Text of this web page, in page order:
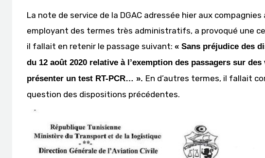
La note de service de la DGAC adressée hier aux
employant des termes très administratifs, a provoqué une
il fallait en retenir le passage suivant: « Sans préjudice des
du 12 août 2020 relative à l’exemption des passagers sur
présenter un test RT-PCR… ». En d’autres termes, il fallait
question des dispositions précédentes.